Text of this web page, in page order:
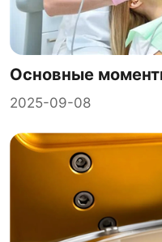
Основные
2025-09-08